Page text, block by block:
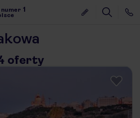
numer 1
oferty